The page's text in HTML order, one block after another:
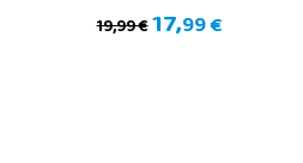
19,99 €17,99 €